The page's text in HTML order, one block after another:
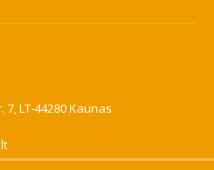
LT-44280 Kaunas